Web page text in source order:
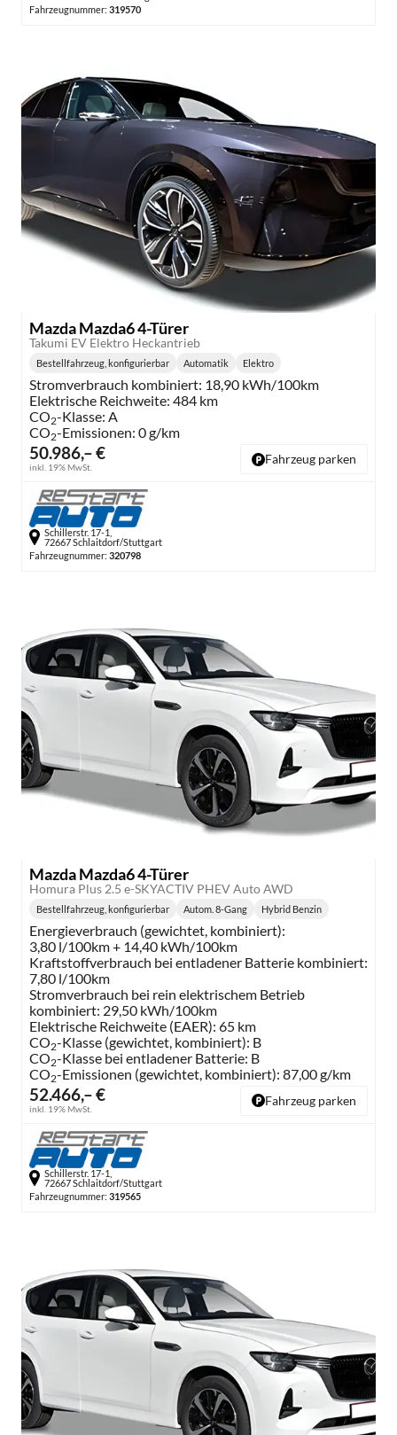
Fahrzeugnummer: 319570
Mazda Mazda6 4-Türer
Takumi EV Elektro Heckantrieb
50.986,– €
inkl. 19% MwSt.
Bestellfahrzeug, konfigurierbar Automatik Elektro
Stromverbrauch kombiniert: 18,90 kWh/100km
Elektrische Reichweite: 484 km
CO2-Klasse: A
CO2-Emissionen: 0 g/km
Fahrzeug parken
Schillerstr. 17-1,
72667 Schlaitdorf/Stuttgart
Fahrzeugnummer: 320798
Mazda Mazda6 4-Türer
Homura Plus 2.5 e-SKYACTIV PHEV Auto AWD
52.466,– €
inkl. 19% MwSt.
Bestellfahrzeug, konfigurierbar
Getriebe:
Autom. 8-Gang
Kraftstoff:
Hybrid Benzin
Energieverbrauch (gewichtet, kombiniert):
3,80 l/100km + 14,40 kWh/100km
Kraftstoffverbrauch bei entladener Batterie kombiniert:
7,80 l/100km
Stromverbrauch bei rein elektrischem Betrieb
kombiniert: 29,50 kWh/100km
Elektrische Reichweite (EAER): 65 km
CO2-Klasse (gewichtet, kombiniert): B
CO2-Klasse bei entladener Batterie: B
CO2-Emissionen (gewichtet, kombiniert): 87,00 g/km
Fahrzeug parken
Schillerstr. 17-1,
72667 Schlaitdorf/Stuttgart
Fahrzeugnummer: 319565